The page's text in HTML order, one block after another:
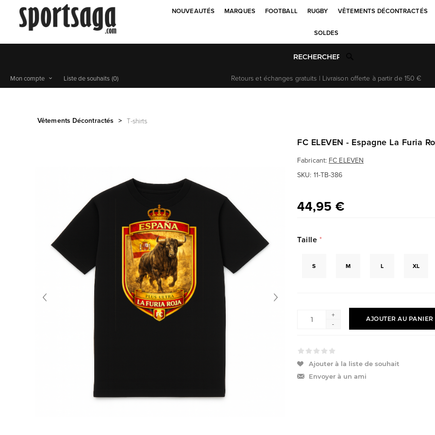
NOUVEAUTÉS MARQUES FOOTBALL RUGBY VÊTEMENTS DÉCONTRACTÉS
SOLDES
Retours et échanges gratuits | Livraison offerte à partir de 150 €
Mon compte Liste de souhaits (0)
Vêtements Décontractés > T-shirts
FC ELEVEN - Espagne La Furia
Fabricant: FC ELEVEN
SKU: 11-TB-386
44,95 €
Taille *
S M L XL
+
-
AJOUTER AU PANIER
Ajouter à la liste de souhait
Envoyer à un ami